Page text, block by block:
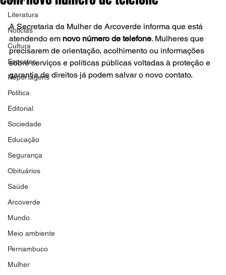
Literatura
Notícias
Cultura
Esportes
Reportagens
Política
Editorial
Sociedade
Educação
Segurança
Obituários
Saúde
Arcoverde
Mundo
Meio ambiente
Pernambuco
Mulher
A Secretaria da Mulher de Arcoverde informa que está
atendendo em novo número de telefone. Mulheres que
precisarem de orientação, acolhimento ou informações
sobre serviços e políticas públicas voltadas à proteção e
garantia de direitos já podem salvar o novo contato.